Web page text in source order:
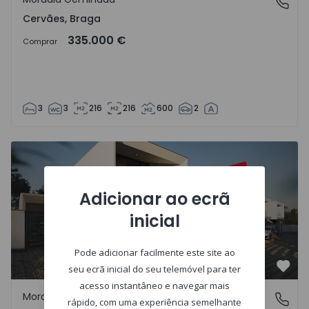
Cervães, Braga
Comprar 335.000 €
3 3 216 216 600 2
Fornelos, Braga
Moradia Geminada
Adicionar ao ecrã
inicial
Pode adicionar facilmente este site ao
seu ecrã inicial do seu telemóvel para ter
acesso instantâneo e navegar mais
rápido, com uma experiência semelhante